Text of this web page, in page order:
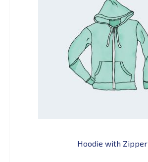
Hoodie with Zipper